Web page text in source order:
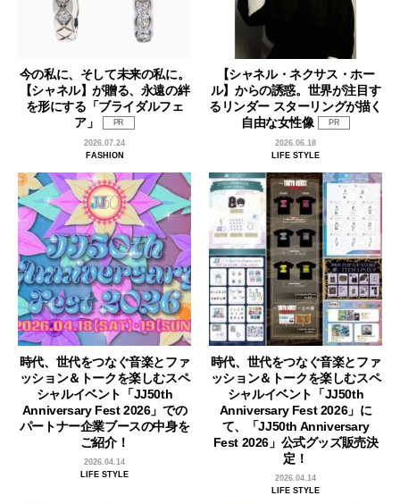
今の私に、そして未来の私に。
【シャネル】が贈る、永遠の絆
を形にする「ブライダルフェ
ア」
PR
2026.07.24
FASHION
【シャネル・ネクサス・ホー
ル】からの誘惑。世界が注目す
るリンダー スターリングが描く
自由な女性像
PR
2026.06.18
LIFE STYLE
時代、世代をつなぐ音楽とファ
ッション＆トークを楽しむスペ
シャルイベント「JJ50th
Anniversary Fest 2026」での
パートナー企業ブースの中身を
ご紹介！
2026.04.14
LIFE STYLE
時代、世代をつなぐ音楽とファ
ッション＆トークを楽しむスペ
シャルイベント「JJ50th
Anniversary Fest 2026」に
て、「JJ50th Anniversary
Fest 2026」公式グッズ販売決
定！
2026.04.14
LIFE STYLE